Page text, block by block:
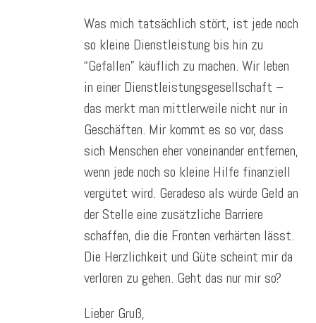
Was mich tatsächlich stört, ist jede noch
so kleine Dienstleistung bis hin zu
“Gefallen” käuflich zu machen. Wir leben
in einer Dienstleistungsgesellschaft –
das merkt man mittlerweile nicht nur in
Geschäften. Mir kommt es so vor, dass
sich Menschen eher voneinander entfernen,
wenn jede noch so kleine Hilfe finanziell
vergütet wird. Geradeso als würde Geld an
der Stelle eine zusätzliche Barriere
schaffen, die die Fronten verhärten lässt.
Die Herzlichkeit und Güte scheint mir da
verloren zu gehen. Geht das nur mir so?
Lieber Gruß,